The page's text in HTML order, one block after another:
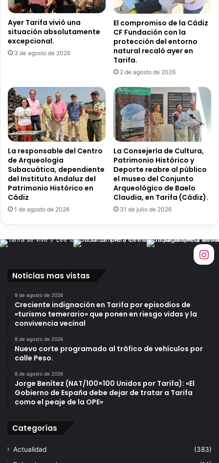
T
A
E
N
F
N
A
S
Ayer Tarifa vivió una
situación absolutamente
excepcional.
3 de agosto de 2026
El compromiso de la Cádiz
CF Fundación con la
protección del entorno
natural recaló ayer en
Tarifa.
2 de agosto de 2026
La responsable del Centro
de Arqueología
Subacuática, dependiente
del Instituto Andaluz del
Patrimonio Histórico en
Cádiz
1 de agosto de 2026
La Consejería de Cultura,
Patrimonio Histórico y
Deporte reabre al público
el museo del Conjunto
Arqueológico de Baelo
Claudia, en Tarifa (Cádiz).
31 de julio de 2026
Noticias mas vistas
9 de agosto de 2026
Creciente indignación en Tarifa por episodios de
«turismo temerario» que ponen en riesgo vidas y la
convivencia vecinal
8 de agosto de 2026
Nuevo corte programado al tráfico de vehículos por
calle Peso.
8 de agosto de 2026
Jorge Benítez (NAT/100×100 Unidos por Tarifa): «El
Gobierno de España debe dejar de tratar a Tarifa
como el peaje de la OPE»
Categorías
Actualidad
(383)